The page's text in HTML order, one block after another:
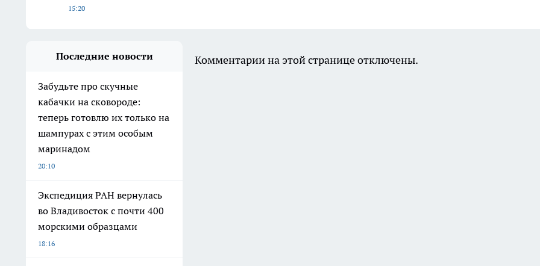
15:20
Последние новости
Забудьте про скучные
кабачки на сковороде:
теперь готовлю их только на
шампурах с этим особым
маринадом
20:10
Экспедиция РАН вернулась
во Владивосток с почти 400
морскими образцами
18:16
Комментарии на этой странице отключены.